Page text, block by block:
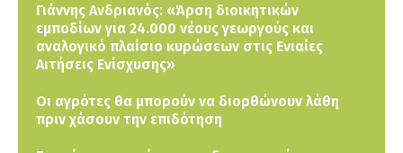
Γιάννης Ανδριανός: «Άρση διοικητικών
εμποδίων για 24.000 νέους γεωργούς και
αναλογικό πλαίσιο κυρώσεων στις Ενιαίες
Αιτήσεις Ενίσχυσης»
Οι αγρότες θα μπορούν να διορθώνουν λάθη
πριν χάσουν την επιδότηση